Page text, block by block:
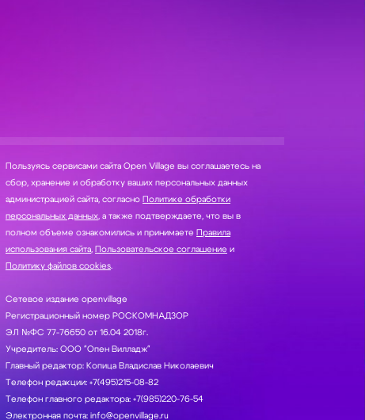
Пользуясь сервисами сайта Open Village вы соглашаетесь на
сбор, хранение и обработку ваших персональных данных
администрацией сайта, согласно Политике обработки
персональных данных , а также подтверждаете, что вы в
полном объеме ознакомились и принимаете Правила
использования сайта Пользовательское соглашение и
Политику файлов cookies.
Сетевое издание openvillage
Регистрационный номер РОСКОМНАДЗОР
ЭЛ №ФС 77-76650 от 16.04 2018г.
Учредитель: ООО "Опен Вилладж"
Главный редактор: Копица Владислав Николаевич
Телефон редакции: +7(495)215-08-82
Телефон главного редактора: +7(985)220-76-54
Электронная почта: info@openvillage.ru